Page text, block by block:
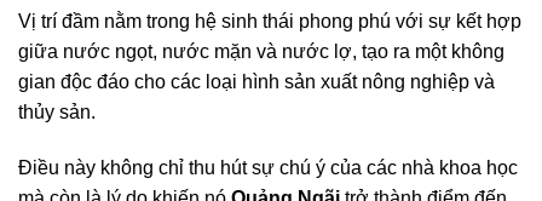
Vị trí đầm nằm trong hệ sinh thái phong phú với sự kết hợp
giữa nước ngọt, nước mặn và nước lợ, tạo ra một không
gian độc đáo cho các loại hình sản xuất nông nghiệp và
thủy sản.
Điều này không chỉ thu hút sự chú ý của các nhà khoa học